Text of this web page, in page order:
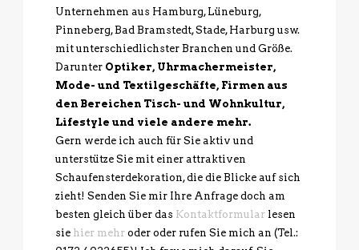
Unternehmen aus Hamburg, Lüneburg,
Pinneberg, Bad Bramstedt, Stade, Harburg usw.
mit unterschiedlichster Branchen und Größe.
Darunter Optiker, Uhrmachermeister,
Mode- und Textilgeschäfte, Firmen aus
den Bereichen Tisch- und Wohnkultur,
Lifestyle und viele andere mehr.
Gern werde ich auch für Sie aktiv und
unterstütze Sie mit einer attraktiven
Schaufensterdekoration, die die Blicke auf sich
zieht! Senden Sie mir Ihre Anfrage doch am
besten gleich über das Kontaktformular lesen
sie hier mehr oder oder rufen Sie mich an (Tel.: